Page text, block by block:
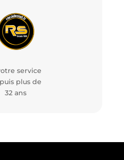
service
plus de
32 ans